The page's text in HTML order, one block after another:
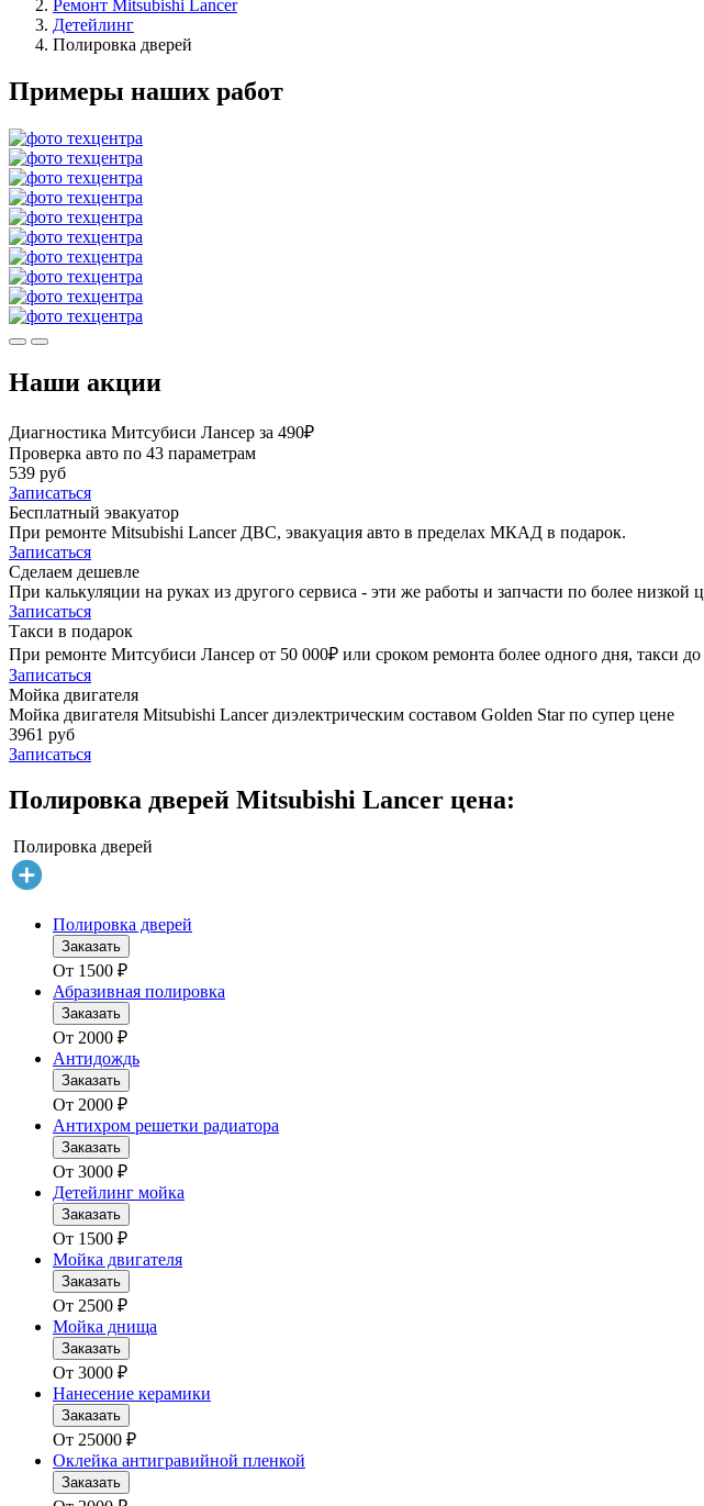
Ремонт Mitsubishi Lancer
Детейлинг
Полировка дверей
Примеры наших работ
Наши акции
Диагностика Митсубиси Лансер за 490₽
Проверка авто по 43 параметрам
539 руб
Записаться
Бесплатный эвакуатор
При ремонте Mitsubishi Lancer ДВС, эвакуация авто в пределах МКАД в подарок.
Записаться
Сделаем дешевле
При калькуляции на руках из другого сервиса - эти же работы и запчасти по более низкой
Записаться
Такси в подарок
При ремонте Митсубиси Лансер от 50 000₽ или сроком ремонта более одного дня, такси
Записаться
Мойка двигателя
Мойка двигателя Mitsubishi Lancer диэлектрическим составом Golden Star по супер цене
3961 руб
Записаться
Полировка дверей Mitsubishi Lancer цена:
Полировка дверей
Полировка дверей
Заказать
От 1500 ₽
Абразивная полировка
Заказать
От 2000 ₽
Антидождь
Заказать
От 2000 ₽
Антихром решетки радиатора
Заказать
От 3000 ₽
Детейлинг мойка
Заказать
От 1500 ₽
Мойка двигателя
Заказать
От 2500 ₽
Мойка днища
Заказать
От 3000 ₽
Нанесение керамики
Заказать
От 25000 ₽
Оклейка антигравийной пленкой
Заказать